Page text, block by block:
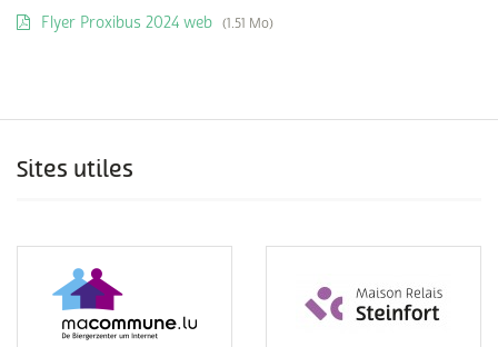
Flyer Proxibus 2024 web (1.51 Mo)
Sites utiles